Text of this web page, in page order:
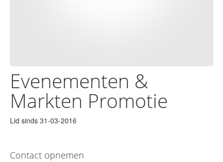
Evenementen &
Markten Promotie
Lid sinds 31-03-2016
Contact opnemen